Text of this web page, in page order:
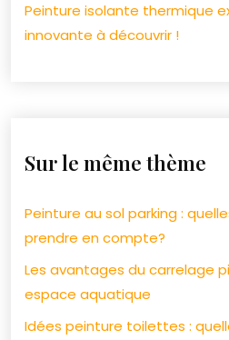
Peinture isolante thermique
innovante à découvrir !
Sur le même thème
Peinture au sol parking :
prendre en compte?
Les avantages du carrelage
espace aquatique
Idées peinture toilettes :